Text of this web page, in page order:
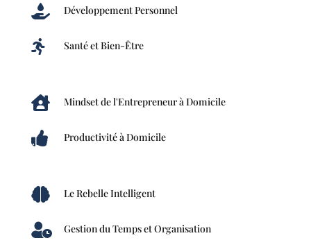
 Développement Personnel
 Santé et Bien-Être
 Mindset de l'Entrepreneur à Domicile
 Productivité à Domicile
 Le Rebelle Intelligent
 Gestion du Temps et Organisation